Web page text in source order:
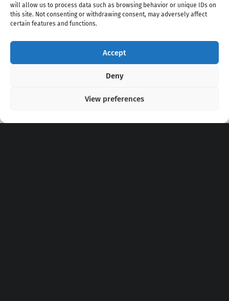
will allow us to process data such as browsing behavior or unique IDs on
this site. Not consenting or withdrawing consent, may adversely affect
certain features and functions.
Accept
Deny
View preferences